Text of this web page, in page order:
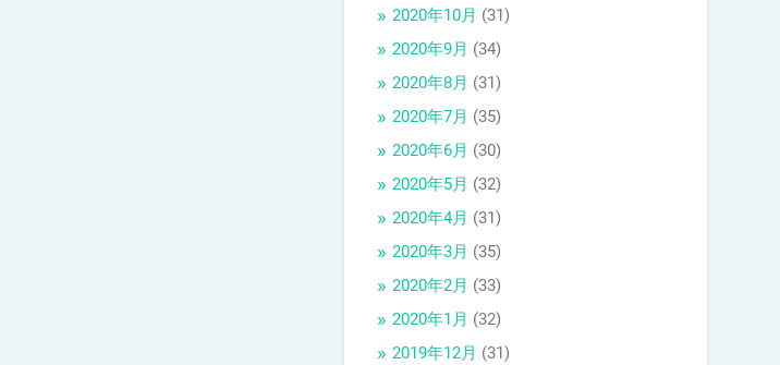
2020年10月 (31)
2020年9月 (34)
2020年8月 (31)
2020年7月 (35)
2020年6月 (30)
2020年5月 (32)
2020年4月 (31)
2020年3月 (35)
2020年2月 (33)
2020年1月 (32)
2019年12月 (31)